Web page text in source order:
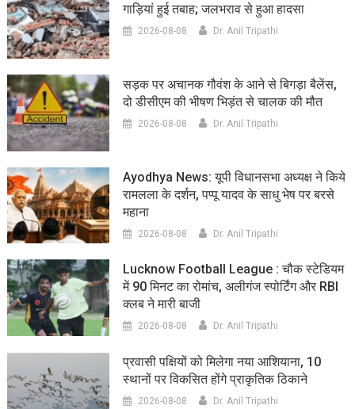
गाड़ियां हुई तबाह; जलभराव से हुआ हादसा
2026-08-08 Dr. Anil Tripathi
सड़क पर अचानक गौवंश के आने से बिगड़ा बैलेंस,
दो डीसीएम की भीषण भिड़ंत से चालक की मौत
2026-08-08 Dr. Anil Tripathi
Ayodhya News: यूपी विधानसभा अध्यक्ष ने किये
रामलला के दर्शन, पप्पू यादव के साधु भेष पर बरसे
महाना
2026-08-08 Dr. Anil Tripathi
Lucknow Football League : चौक स्टेडियम
में 90 मिनट का रोमांच, अलीगंज स्पोर्टिंग और RBI
क्लब ने मारी बाजी
2026-08-08 Dr. Anil Tripathi
प्रवासी पक्षियों को मिलेगा नया आशियाना, 10
स्थानों पर विकसित होंगे प्राकृतिक ठिकाने
2026-08-08 Dr. Anil Tripathi